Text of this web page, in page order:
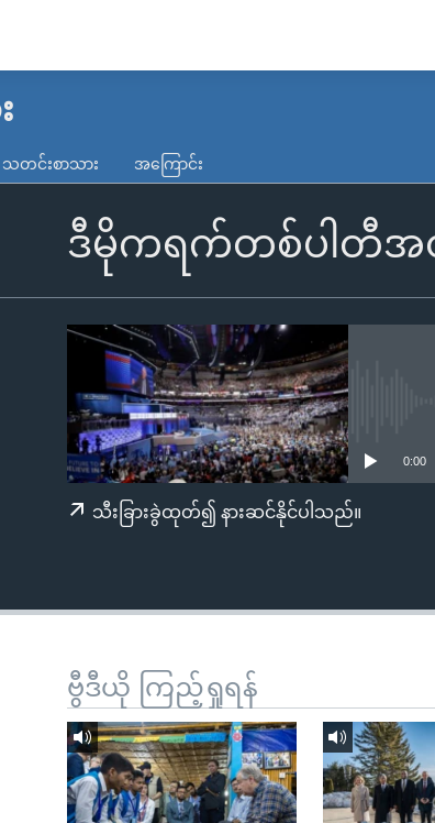
သတင်းစာသား အကြောင်း
ဒီမိုကရက်တစ်ပါတီအတွ
0:00
သီးခြားခွဲထုတ်၍ နားဆင်နိုင်ပါသည်။
ဗွီဒီယို ကြည့်ရှုရန်